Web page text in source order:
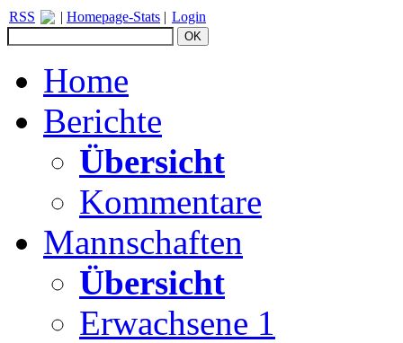
RSS | Homepage-Stats | Login
Home
Berichte
Übersicht
Kommentare
Mannschaften
Übersicht
Erwachsene 1